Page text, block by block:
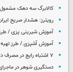
کالابرگ سه دهک
رویترز: هشدار صریح
آموزش شیرینی پزی /
آموزش آشپزی / طرز
۷ اشتباه رایج در مصرف دارو که می‌تواند سلامتتان را به خطر بیندازد
دستگیری شوهر در